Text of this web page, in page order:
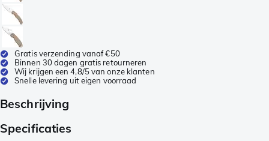
Gratis verzending vanaf €50
Binnen 30 dagen gratis retourneren
Wij krijgen een 4,8/5 van onze klanten
Snelle levering uit eigen voorraad
Beschrijving
Specificaties